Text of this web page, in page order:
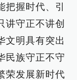
握时代、引
讲守正不讲创
文明具有突出
民族守正不守
荣发展新时代